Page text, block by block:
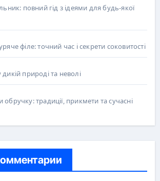
повний гід з ідеями для будь-якої
філе: точний час і секрети соковитості
природі та неволі
традиції, прикмети та сучасні